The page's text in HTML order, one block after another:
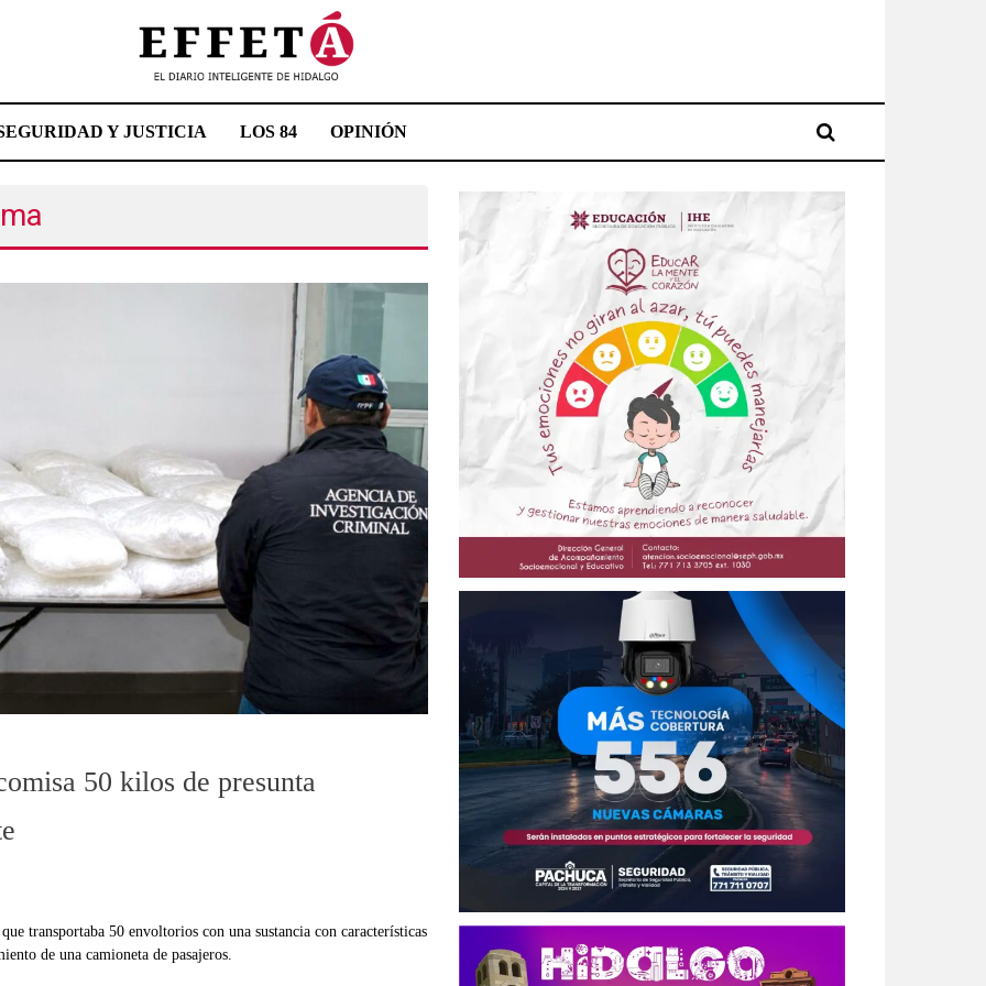
Y JUSTICIA LOS 84 OPINIÓN
50 kilos de presunta
transportaba 50 envoltorios con una sustancia con características
de una camioneta de pasajeros.